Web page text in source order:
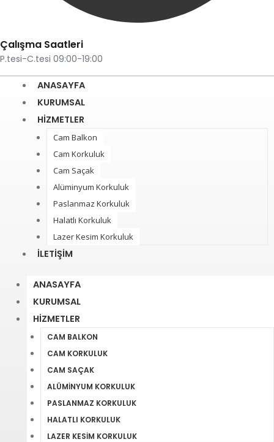
Çalışma Saatleri
P.tesi-C.tesi 09:00-19:00
ANASAYFA
KURUMSAL
HIZMETLER
Cam Balkon
Cam Korkuluk
Cam Saçak
Alüminyum Korkuluk
Paslanmaz Korkuluk
Halatlı Korkuluk
Lazer Kesim Korkuluk
İLETIŞIM
ANASAYFA
KURUMSAL
HIZMETLER
CAM BALKON
CAM KORKULUK
CAM SAÇAK
ALÜMINYUM KORKULUK
PASLANMAZ KORKULUK
HALATLI KORKULUK
LAZER KESIM KORKULUK